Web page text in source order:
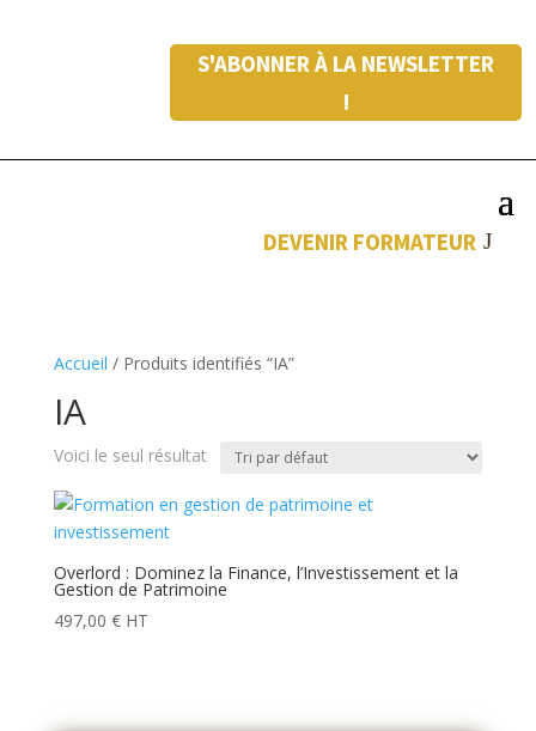
S'ABONNER À LA NEWSLETTER
!
DEVENIR FORMATEUR
Accueil / Produits identifiés “IA”
IA
Voici le seul résultat
Overlord : Dominez la Finance, l’Investissement et la
Gestion de Patrimoine
497,00 € HT